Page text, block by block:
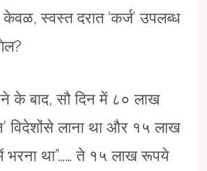
स्वस्त दरात ‘कर्ज’ उपलब्ध
के बाद, सौ दिन में ८० लाख
विदेशोंसे लाना था और १५ लाख
था”…… ते १५ लाख रूपये